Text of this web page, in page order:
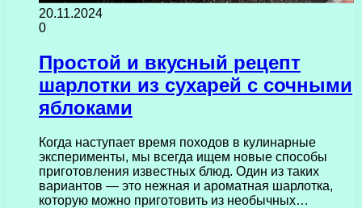
20.11.2024
0
Простой и вкусный рецепт
шарлотки из сухарей с сочными
яблоками
Когда наступает время походов в кулинарные
эксперименты, мы всегда ищем новые способы
приготовления известных блюд. Один из таких
вариантов — это нежная и ароматная шарлотка,
которую можно приготовить из необычных…